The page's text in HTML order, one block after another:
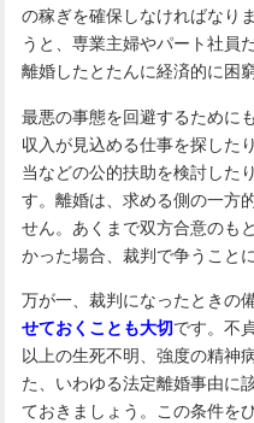
の稼ぎを確保しなければなり
うと、専業主婦やパート社員
離婚したとたんに経済的に困
最悪の事態を回避するために
収入が見込める仕事を探した
当などの公的扶助を検討した
す。離婚は、求める側の一方
せん。あくまで双方合意のも
かった場合、裁判で争うこと
万が一、裁判になったときの
せておくことも大切です。不
以上の生死不明、強度の精神
た、いわゆる法定離婚事由に
ておきましょう。この条件を